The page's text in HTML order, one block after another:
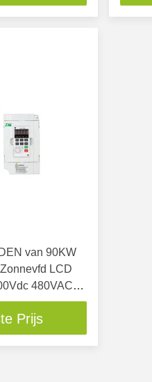
van 90KW
LCD
480VAC
Prijs